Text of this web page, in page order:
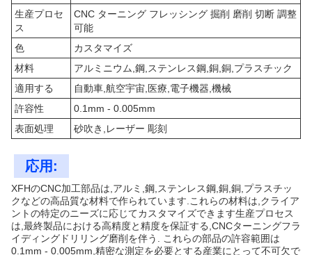
生産プロセ
ス
CNC ターニング フレッシング 掘削 磨削 切断 調整
可能
色
カスタマイズ
材料
アルミニウム,鋼,ステンレス鋼,銅,銅,プラスチック
適用する
自動車,航空宇宙,医療,電子機器,機械
許容性
0.1mm - 0.005mm
表面処理
砂吹き,レーザー 彫刻
応用:
XFHのCNC加工部品は,アルミ,鋼,ステンレス鋼,銅,銅,プラスチッ
クなどの高品質な材料で作られています.これらの材料は,クライア
ントの特定のニーズに応じてカスタマイズできます生産プロセス
は,最終製品における高精度と精度を保証する,CNCターニングフラ
イディングドリリング磨削を伴う. これらの部品の許容範囲は
0.1mm - 0.005mm,精密な測定を必要とする産業にとって不可欠で